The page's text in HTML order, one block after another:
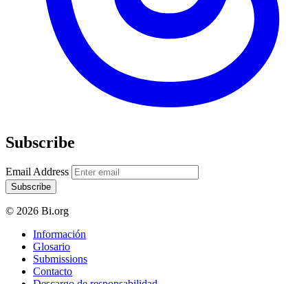
Subscribe
Email Address
Subscribe
© 2026 Bi.org
Información
Glosario
Submissions
Contacto